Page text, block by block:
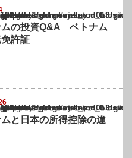
key "show_category" in
cpa.co.jp/public_html/vietnam_blog/wp-content/themes/
183
ムの投資Q&A ベトナム
許証
key "show_category" in
cpa.co.jp/public_html/vietnam_blog/wp-content/themes/
183
と日本の所得控除の違